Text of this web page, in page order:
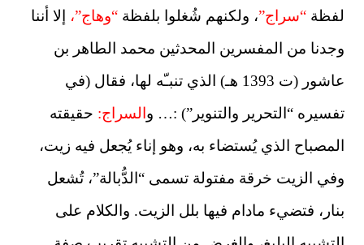
لفظة “سراج”، ولكنهم شُغلوا بلفظة “وهاج”، إلا أننا
وجدنا من المفسرين المحدثين محمد الطاهر بن
عاشور (ت 1393 هـ) الذي تنبـّه لها، فقال (في
تفسيره “التحرير والتنوير”) :… و السراج: حقيقته
المصباح الذي يُستضاء به، وهو إناء يُجعل فيه زيت،
وفي الزيت خرقة مفتولة تسمى “الدُّبالة”، تُشعل
بنار، فتضيء مادام فيها بلل الزيت. والكلام على